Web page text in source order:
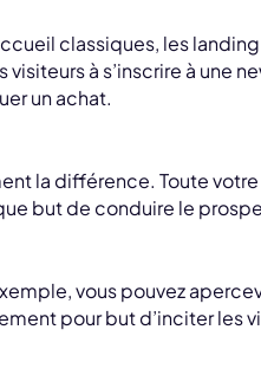
classiques, les
visiteurs à s’inscrire à une
un achat.
la différence. Toute
but de conduire le
vous pouvez
pour but d’inciter les